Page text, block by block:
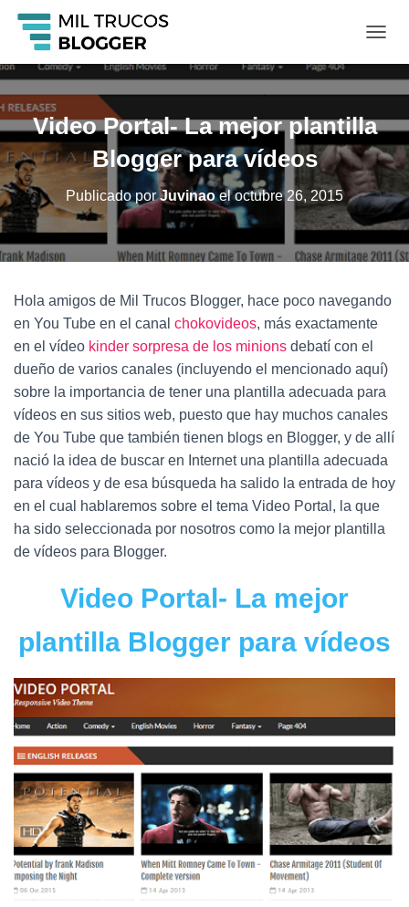
A
M
B
A
R
M
O
D
O
E
V
E
C
I
Ó
Video Portal- La mejor plantilla
Blogger para vídeos
Publicado porJuvinaoeloctubre 26, 2015
Hola amigos de Mil Trucos Blogger, hace poco navegando
en You Tube en el canal chokovideos, más exactamente
en el vídeo kinder sorpresa de los minions debatí con el
dueño de varios canales (incluyendo el mencionado aquí)
sobre la importancia de tener una plantilla adecuada para
vídeos en sus sitios web, puesto que hay muchos canales
de You Tube que también tienen blogs en Blogger, y de allí
nació la idea de buscar en Internet una plantilla adecuada
para vídeos y de esa búsqueda ha salido la entrada de hoy
en el cual hablaremos sobre el tema Video Portal, la que
ha sido seleccionada por nosotros como la mejor plantilla
de vídeos para Blogger.
Video Portal- La mejor
plantilla Blogger para vídeos